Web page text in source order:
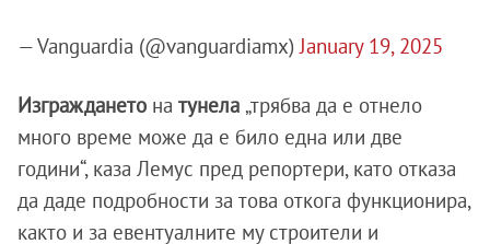
— Vanguardia (@vanguardiamx)January 19, 2025
Изграждането на тунела „трябва да е отнело
много време може да е било една или две
години“, каза Лемус пред репортери, като отказа
да даде подробности за това откога функционира,
както и за евентуалните му строители и